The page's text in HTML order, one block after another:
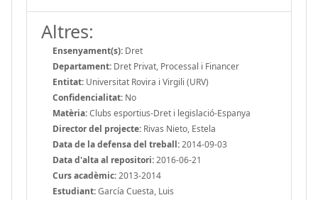
Altres:
Ensenyament(s): Dret
Departament: Dret Privat, Processal i Financer
Entitat: Universitat Rovira i Virgili (URV)
Confidencialitat: No
Matèria:Clubs esportius-Dret i legislació-Espanya
Director del projecte: Rivas Nieto, Estela
Data de la defensa del treball:2014-09-03
Data d'alta al repositori:2016-06-21
Curs acadèmic:2013-2014
Estudiant:García Cuesta, Luis